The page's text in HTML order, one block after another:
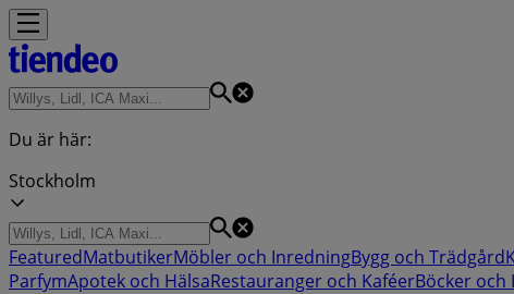
Du är här:
Stockholm
FeaturedMatbutikerMöbler och InredningBygg och Trädgård
ParfymApotek och HälsaRestauranger och KaféerBöcker